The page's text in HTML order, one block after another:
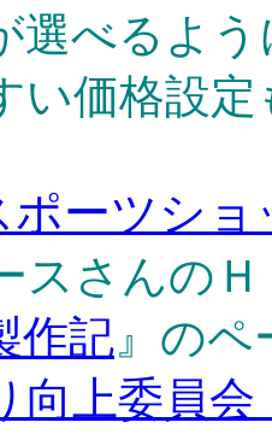
選べるよ
価格設定
ポーツシ
さんのＨ
作記 』の
向上委員会